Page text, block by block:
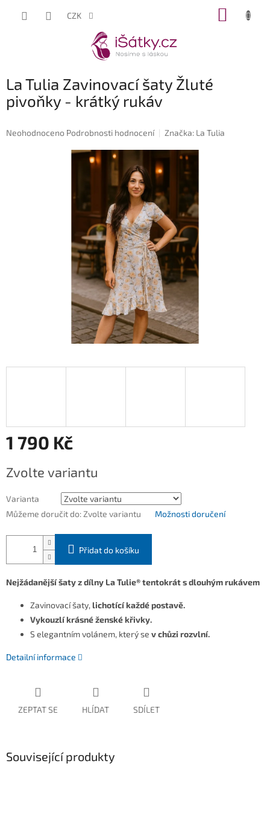
CZK
La Tulia Zavinovací šaty Žluté
pivoňky - krátký rukáv
Průměrné
Neohodnoceno Podrobnosti hodnocení Značka: La Tulia
1 790 Kč
cena:
Zvolte variantu
Varianta
Můžeme doručit do: Zvolte variantu Možnosti doručení
Přidat do košíku
Nejžádanější šaty z dílny La Tulie® tentokrát s dlouhým rukávem
Zavinovací šaty, lichotící každé postavě.
Vykouzlí krásné ženské křivky.
S elegantním volánem, který se v chůzi rozvlní.
Detailní informace
ZEPTAT SE HLÍDAT SDÍLET
Související produkty